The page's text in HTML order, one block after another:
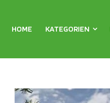
HOME KATEGORIEN